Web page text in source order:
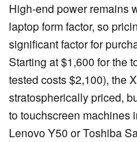
High-end power remains
laptop form factor, so
significant factor for
Starting at $1,600 for the
tested costs $2,100), the
stratospherically priced,
to touchscreen machines
Lenovo Y50 or Toshiba